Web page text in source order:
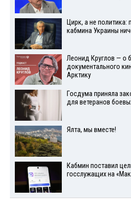
Цирк, а не политика:
кабмина Украины
Леонид Круглов — о
документального
Арктику
Госдума приняла
для ветеранов
Ялта, мы вместе!
Кабмин поставил
госслужащих на